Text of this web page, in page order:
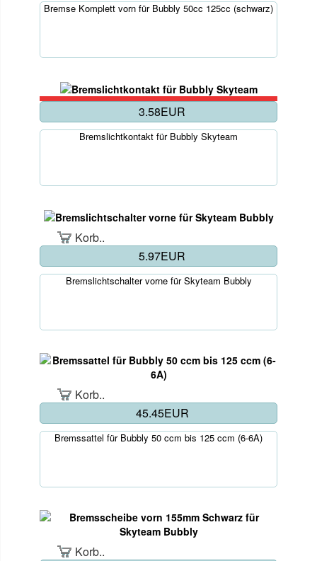
Bremse Komplett vorn für Bubbly 50cc 125cc (schwarz)
3.58EUR
Bremslichtkontakt für Bubbly Skyteam
Korb..
5.97EUR
Bremslichtschalter vorne für Skyteam Bubbly
Korb..
45.45EUR
Bremssattel für Bubbly 50 ccm bis 125 ccm (6-6A)
Korb..